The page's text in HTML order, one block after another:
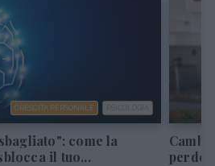
CRESCITA PERSONALE PSICOLOGIA
come la
il tuo...